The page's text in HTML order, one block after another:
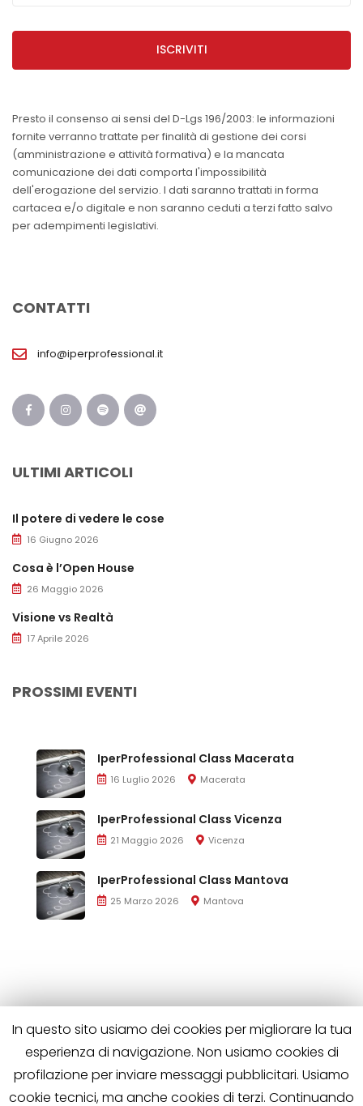
ISCRIVITI
Presto il consenso ai sensi del D-Lgs 196/2003: le informazioni
fornite verranno trattate per finalità di gestione dei corsi
(amministrazione e attività formativa) e la mancata
comunicazione dei dati comporta l'impossibilità
dell'erogazione del servizio. I dati saranno trattati in forma
cartacea e/o digitale e non saranno ceduti a terzi fatto salvo
per adempimenti legislativi.
CONTATTI
info@iperprofessional.it
ULTIMI ARTICOLI
Il potere di vedere le cose
16 Giugno 2026
Cosa è l’Open House
26 Maggio 2026
Visione vs Realtà
17 Aprile 2026
PROSSIMI EVENTI
IperProfessional Class Macerata
16 Luglio 2026 Macerata
IperProfessional Class Vicenza
21 Maggio 2026 Vicenza
IperProfessional Class Mantova
25 Marzo 2026 Mantova
In questo sito usiamo dei cookies per migliorare la tua
esperienza di navigazione. Non usiamo cookies di
profilazione per inviare messaggi pubblicitari. Usiamo
cookie tecnici, ma anche cookies di terzi. Continuando